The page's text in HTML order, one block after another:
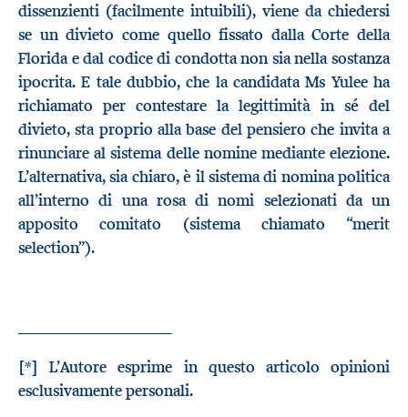
dissenzienti (facilmente intuibili), viene da chiedersi
se un divieto come quello fissato dalla Corte della
Florida e dal codice di condotta non sia nella sostanza
ipocrita. E tale dubbio, che la candidata Ms Yulee ha
richiamato per contestare la legittimità in sé del
divieto, sta proprio alla base del pensiero che invita a
rinunciare al sistema delle nomine mediante elezione.
L’alternativa, sia chiaro, è il sistema di nomina politica
all’interno di una rosa di nomi selezionati da un
apposito comitato (sistema chiamato “merit
selection”).
[*]L’Autore esprime in questo articolo opinioni
esclusivamente personali.